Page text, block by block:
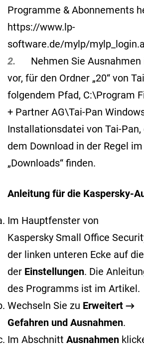
Programme & Abonnements
https://www.lp-
software.de/mylp/
2.
Nehmen Sie Ausnahmen
vor, für den Ordner „20“ von
folgendem Pfad, C:\Program
+ Partner AG\Tai-Pan
Installationsdatei von Tai-Pan,
dem Download in der Regel
„Downloads“ finden.
Anleitung für die Kaspersky-
Im Hauptfenster von
Kaspersky Small Office
der linken unteren Ecke auf
der Einstellungen. Die
des Programms ist im Artikel.
Wechseln Sie zu Erweitert →
Gefahren und Ausnahmen.
Im Abschnitt Ausnahmen